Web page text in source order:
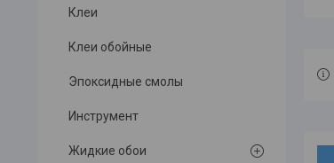
Клеи
Клеи обойные
Эпоксидные смолы
Инструмент
Жидкие обои